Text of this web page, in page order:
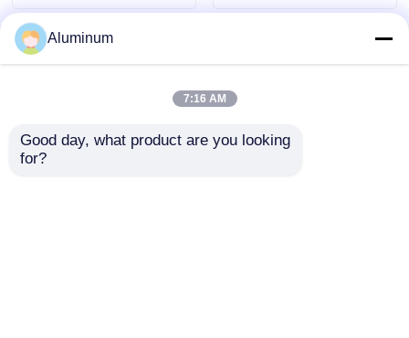
und industrielle
Anwendungen, die
eine überlegene
Aluminum
7:16 AM
Good day, what product are you looking
for?